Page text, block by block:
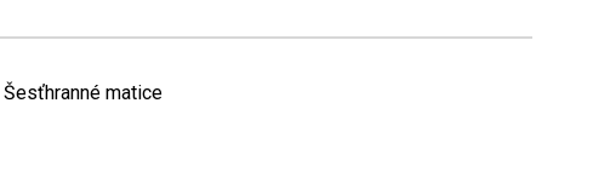
Šesťhranné matice